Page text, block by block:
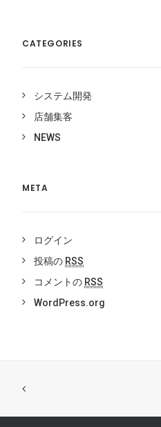
CATEGORIES
システム開発
店舗集客
NEWS
META
ログイン
投稿の RSS
コメントの RSS
WordPress.org